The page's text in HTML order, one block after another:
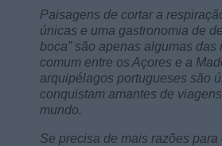
Paisagens de cortar a
únicas e uma gastronomia de
boca” são apenas algumas das
comum entre os Açores e a
arquipélagos portugueses são
conquistam amantes de
mundo.
Se precisa de mais razões para